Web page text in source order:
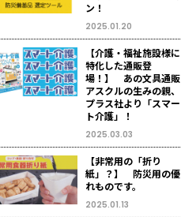
ン！
2025.01.20
【介護・福祉施設様に
特化した通販登
場！】 あの文具通販
アスクルの生みの親、
プラス社より「スマー
ト介護」！
2025.03.03
【非常用の「折り
紙」？】 防災用の優
れものです。
2025.01.13